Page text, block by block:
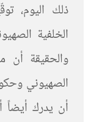
ذلك اليوم،
الخلفية
والحقيقة أن
الصهيوني
أن يدرك